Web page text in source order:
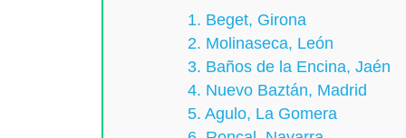
1. Beget, Girona
2. Molinaseca, León
3. Baños de la Encina, Jaén
4. Nuevo Baztán, Madrid
5. Agulo, La Gomera